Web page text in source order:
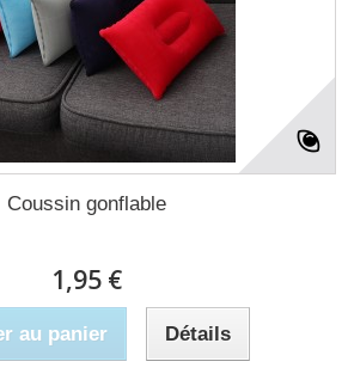
Coussin gonflable
1,95 €
au panier Détails